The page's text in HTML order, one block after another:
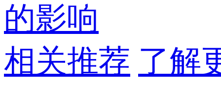
的影响
相关推荐 了解